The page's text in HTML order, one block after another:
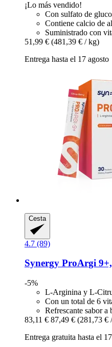
¡Lo más vendido!
Con sulfato de
Contiene calcio de
Suministrado con
51,99 € (481,39 € / kg)
Entrega hasta el 17 agosto
Cesta
4.7 (89)
Synergy ProArgi
-5%
L-Arginina y L-
Con un total de 6
Refrescante sabor a
83,11 € 87,49 € (281,73 €
Entrega gratuita hasta el